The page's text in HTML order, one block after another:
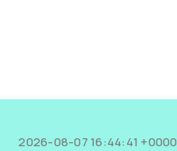
2026-08-07 16:44:41 +0000